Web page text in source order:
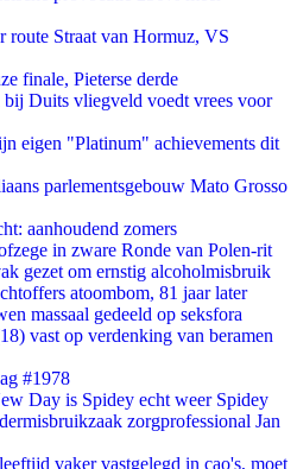
route Straat van Hormuz, VS
finale, Pieterse derde
Duits vliegveld voedt vrees voor
eigen "Platinum" achievements dit
parlementsgebouw Mato Grosso
aanhoudend zomers
in zware Ronde van Polen-rit
gezet om ernstig alcoholmisbruik
atoombom, 81 jaar later
massaal gedeeld op seksfora
vast op verdenking van beramen
#1978
Day is Spidey echt weer Spidey
zorgprofessional Jan
vaker vastgelegd in cao's, moet